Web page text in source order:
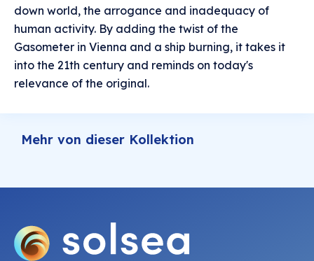
down world, the arrogance and inadequacy of
human activity. By adding the twist of the
Gasometer in Vienna and a ship burning, it takes it
into the 21th century and reminds on today's
relevance of the original.
Mehr von dieser Kollektion